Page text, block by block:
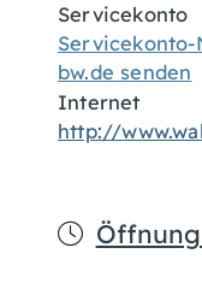
Servicekonto
bw.de senden
Internet
http://